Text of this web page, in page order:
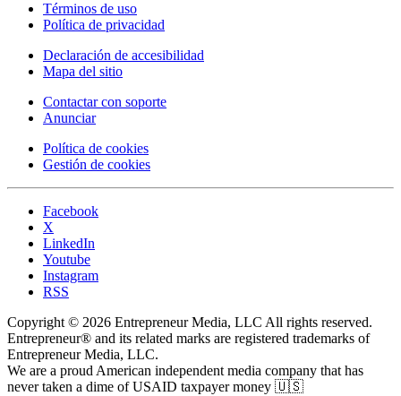
Términos de uso
Política de privacidad
Declaración de accesibilidad
Mapa del sitio
Contactar con soporte
Anunciar
Política de cookies
Gestión de cookies
Facebook
X
LinkedIn
Youtube
Instagram
RSS
Copyright © 2026 Entrepreneur Media, LLC All rights reserved.
Entrepreneur® and its related marks are registered trademarks of
Entrepreneur Media, LLC.
We are a proud American independent media company that has
never taken a dime of USAID taxpayer money 🇺🇸